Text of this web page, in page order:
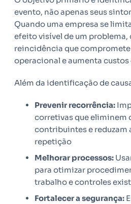
evento, não apenas seus
Quando uma empresa se
efeito visível de um
reincidência que
operacional e aumenta custos
Além da identificação de
Prevenir recorrência:
corretivas que eliminem
contribuintes e reduzam
repetição
Melhorar processos:
para otimizar
trabalho e controles
Fortalecer a segurança: